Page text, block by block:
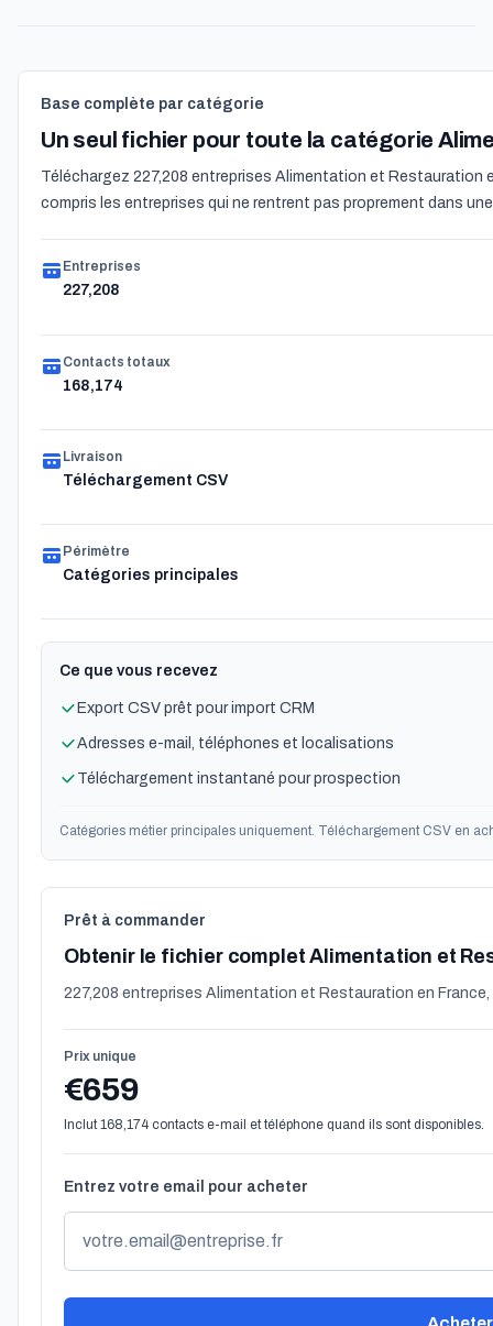
Base complète par catégorie
Un seul fichier pour toute la catégorie
Téléchargez 227,208 entreprises Alimentation et Restauration
compris les entreprises qui ne rentrent pas proprement dans
Entreprises
227,208
Contacts totaux
168,174
Livraison
Téléchargement CSV
Périmètre
Catégories principales
Ce que vous recevez
Export CSV prêt pour import CRM
Adresses e-mail, téléphones et localisations
Téléchargement instantané pour prospection
Catégories métier principales uniquement. Téléchargement CSV en
Prêt à commander
Obtenir le fichier complet Alimentation et
227,208 entreprises Alimentation et Restauration en
Prix unique
€659
Inclut 168,174 contacts e-mail et téléphone quand ils sont disponibles.
Entrez votre email pour acheter